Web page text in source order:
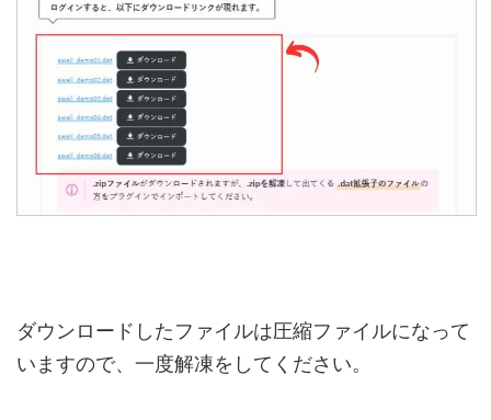
ダウンロードしたファイルは圧縮ファイルになって
いますので、一度解凍をしてください。